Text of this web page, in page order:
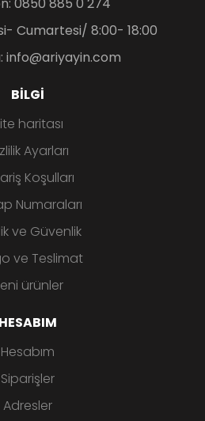
Cumartesi/ 8:00- 18:00
info@ariyayin.com
BILGI
haritası
Ayarları
Koşulları
Numaraları
ve Güvenlik
ve Teslimat
ürünler
HESABIM
Hesabım
Siparişler
Adresler